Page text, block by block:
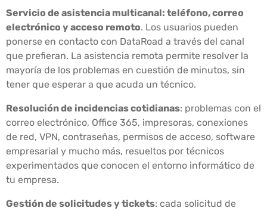
Servicio de asistencia multicanal: teléfono, correo
electrónico y acceso remoto. Los usuarios pueden
ponerse en contacto con DataRoad a través del canal
que prefieran. La asistencia remota permite resolver la
mayoría de los problemas en cuestión de minutos, sin
tener que esperar a que acuda un técnico.
Resolución de incidencias cotidianas: problemas con el
correo electrónico, Office 365, impresoras, conexiones
de red, VPN, contraseñas, permisos de acceso, software
empresarial y mucho más, resueltos por técnicos
experimentados que conocen el entorno informático de
tu empresa.
Gestión de solicitudes y tickets: cada solicitud de